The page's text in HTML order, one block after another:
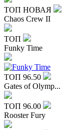
ТОП НОВАЯ
Chaos Crew II
ТОП
Funky Time
ТОП 96.50
Gates of Olymp...
ТОП 96.00
Rooster Fury